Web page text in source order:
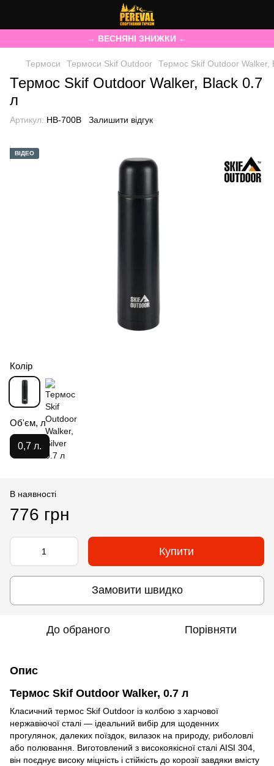
→ ВЕСНЯНІ ЗНИЖКИ ←
Термоси Термоси Skif Outdoor Термос Skif Outdoor Walker,
Термос Skif Outdoor Walker, Black 0.7
л
Артикул: HB-700B Залишити відгук
ВІДЕО
Колір
Об'єм, л
0,7 л.
В наявності
776 грн
Купити
Замовити швидко
До обраного Порівняти
Опис
Термос Skif Outdoor Walker, 0.7 л
Класичний термос Skif Outdoor із колбою з харчової
нержавіючої сталі — ідеальний вибір для щоденних
прогулянок, далеких поїздок, вилазок на природу, риболовлі
або полювання. Виготовлений з високоякісної сталі AISI 304,
він поєднує високу міцність і стійкість до корозії завдяки вмісту